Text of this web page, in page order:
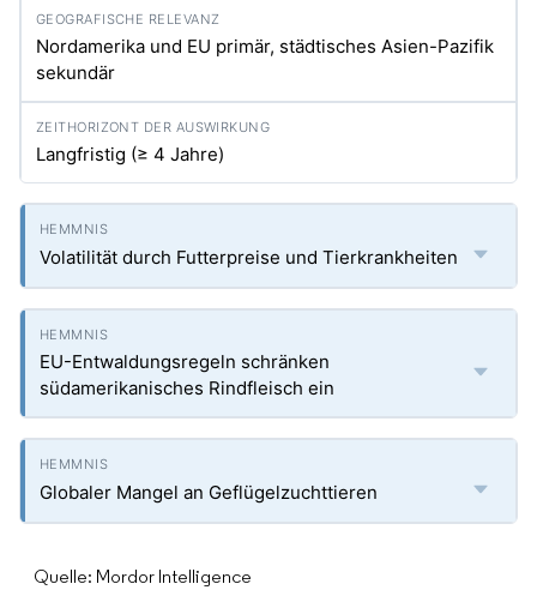
Nordamerika und EU primär, städtisches Asien-Pazifik
sekundär
Langfristig (≥ 4 Jahre)
Volatilität durch Futterpreise und Tierkrankheiten
EU-Entwaldungsregeln schränken
südamerikanisches Rindfleisch ein
Globaler Mangel an Geflügelzuchttieren
Quelle: Mordor Intelligence